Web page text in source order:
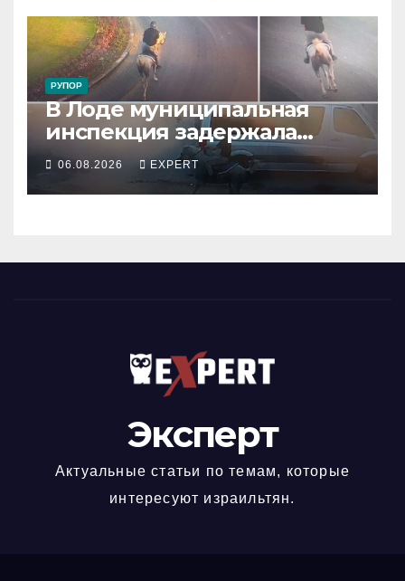
РУПОР
В Лоде муниципальная
инспекция задержала
подростка, устроившего
опасную скачку на лошади
по улицам города
06.08.2026 EXPERT
Эксперт
Актуальные статьи по темам, которые
интересуют израильтян.